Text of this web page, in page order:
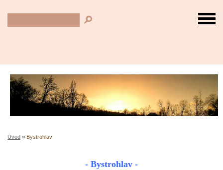
Úvod » Bystrohlav
- Bystrohlav -